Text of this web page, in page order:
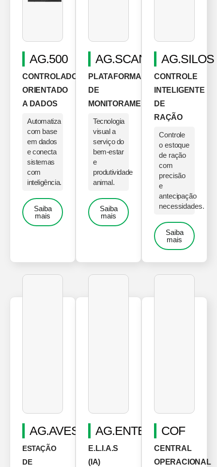
AG.500
CONTROLADOR
ORIENTADO
A DADOS
Automatiza
com base
em dados
e conecta
sistemas
com
inteligência.
Saiba
mais
AG.SCAN
PLATAFORMA
DE
MONITORAMENTO
Tecnologia
visual a
serviço do
bem-estar
e
produtividade
animal.
Saiba
mais
AG.SILOS
CONTROLE
INTELIGENTE
DE
RAÇÃO
Controle
o estoque
de ração
com
precisão
e
antecipação
necessidades.
Saiba
mais
AG.AVES
ESTAÇÃO
DE
AG.ENTE
E.L.I.A.S
(IA)
COF
CENTRAL
OPERACIONAL